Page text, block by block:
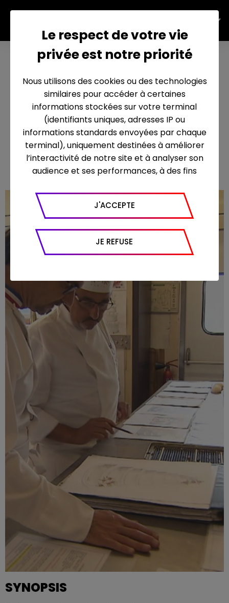
Défis
gastrono
miques
pour
traiteurs
d’except
ion 27 mars 2019
SYNOPSIS
Le respect de votre vie
privée est notre priorité
Nous utilisons des cookies ou des technologies
similaires pour accéder à certaines
informations stockées sur votre terminal
(identifiants uniques, adresses IP ou
informations standards envoyées par chaque
terminal), uniquement destinées à améliorer
l’interactivité de notre site et à analyser son
audience et ses performances, à des fins
Google Analytics pour générer des rapports
sur le trafic (nombre de visites, temps passé
sur le site, nombre de pages vues en moyenne,
appareil et navigateur utilisé, emplacement
géographique), l’origine du trafic et la
J'ACCEPTE
JE REFUSE